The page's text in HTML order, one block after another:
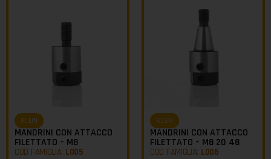
KLEIN
MANDRINI CON ATTACCO
FILETTATO – M8
COD FAMIGLIA: L005
KLEIN
MANDRINI CON ATTACCO
FILETTATO – M8 20 48
COD FAMIGLIA: L006